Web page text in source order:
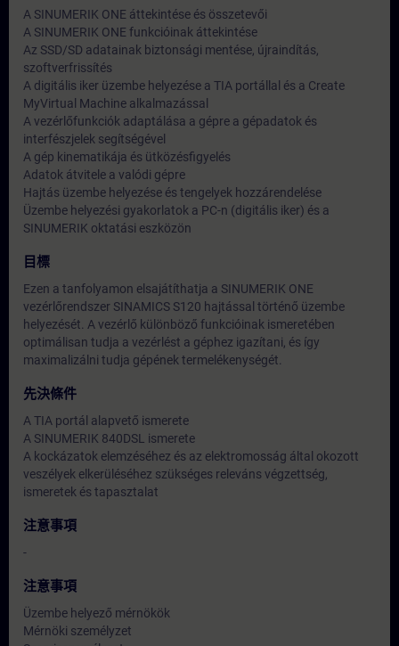
A SINUMERIK ONE áttekintése és összetevői
A SINUMERIK ONE funkcióinak áttekintése
Az SSD/SD adatainak biztonsági mentése, újraindítás,
szoftverfrissítés
A digitális iker üzembe helyezése a TIA portállal és a Create
MyVirtual Machine alkalmazással
A vezérlőfunkciók adaptálása a gépre a gépadatok és
interfészjelek segítségével
A gép kinematikája és ütközésfigyelés
Adatok átvitele a valódi gépre
Hajtás üzembe helyezése és tengelyek hozzárendelése
Üzembe helyezési gyakorlatok a PC-n (digitális iker) és a
SINUMERIK oktatási eszközön
目標
Ezen a tanfolyamon elsajátíthatja a SINUMERIK ONE
vezérlőrendszer SINAMICS S120 hajtással történő üzembe
helyezését. A vezérlő különböző funkcióinak ismeretében
optimálisan tudja a vezérlést a géphez igazítani, és így
maximalizálni tudja gépének termelékenységét.
先決條件
A TIA portál alapvető ismerete
A SINUMERIK 840DSL ismerete
A kockázatok elemzéséhez és az elektromosság által okozott
veszélyek elkerüléséhez szükséges releváns végzettség,
ismeretek és tapasztalat
注意事項
-
注意事項
Üzembe helyező mérnökök
Mérnöki személyzet